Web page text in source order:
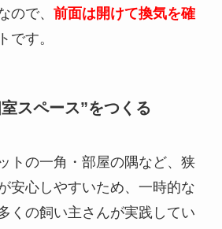
ので、 前面は開けて換気を確
です。
スペース”をつくる
トの一角・部屋の隅など、狭
安心しやすいため、一時的な
くの飼い主さんが実践してい